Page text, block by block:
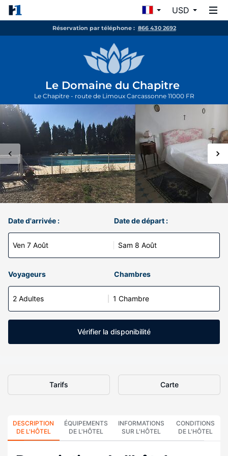
USD
Réservation par téléphone : 866 430 2692
Le Domaine du Chapitre
Le Chapitre - route de Limoux Carcassonne 11000 FR
Date d'arrivée :
Ven 7 Août
Date de départ :
Sam 8 Août
Voyageurs Chambres
2 Adultes 1 Chambre
Vérifier la disponibilité
Tarifs Carte
DESCRIPTION
DE L'HÔTEL
ÉQUIPEMENTS
DE L'HÔTEL
INFORMATIONS
SUR L'HÔTEL
CONDITIONS
DE L'HÔTEL